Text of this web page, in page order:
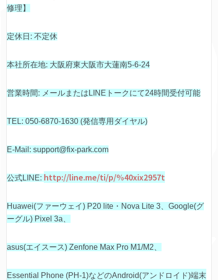
修理】
定休日: 不定休
本社所在地: 大阪府東大阪市大蓮南5-6-24
営業時間: メールまたはLINEトークにて24時間受付可能
TEL: 050-6870-1630 (発信専用ダイヤル)
E-Mail: support@fix-park.com
公式LINE: http://line.me/ti/p/%40xix2957t
Huawei(ファーウェイ) P20 lite・Nova Lite 3、Google(グ
ーグル) Pixel 3a、
asus(エイスース) Zenfone Max Pro M1/M2、
Essential Phone (PH-1)などのAndroid(アンドロイド)端末